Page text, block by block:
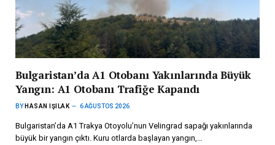
Bulgaristan’da A1 Otobanı Yakınlarında Büyük
Yangın: A1 Otobanı Trafiğe Kapandı
BY HASAN IŞILAK 6 AĞUSTOS 2026
Bulgaristan’da A1 Trakya Otoyolu’nun Velingrad sapağı yakınlarında
büyük bir yangın çıktı. Kuru otlarda başlayan yangın,…